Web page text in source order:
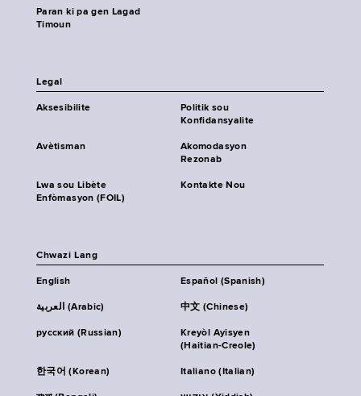
Paran ki pa gen Lagad
Timoun
Legal
Aksesibilite
Politik sou
Konfidansyalite
Avètisman
Akomodasyon
Rezonab
Lwa sou Libète
Enfòmasyon (FOIL)
Kontakte Nou
Chwazi Lang
English Español (Spanish)
العربية (Arabic) 中文 (Chinese)
русский (Russian)
Kreyòl Ayisyen
(Haitian-Creole)
한국어 (Korean) Italiano (Italian)